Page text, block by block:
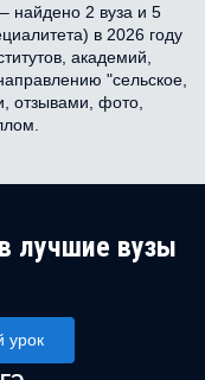
найдено 2 вуза и 5
в 2026 году
академий,
"сельское,
отзывами, фото,
лучшие вузы
урок